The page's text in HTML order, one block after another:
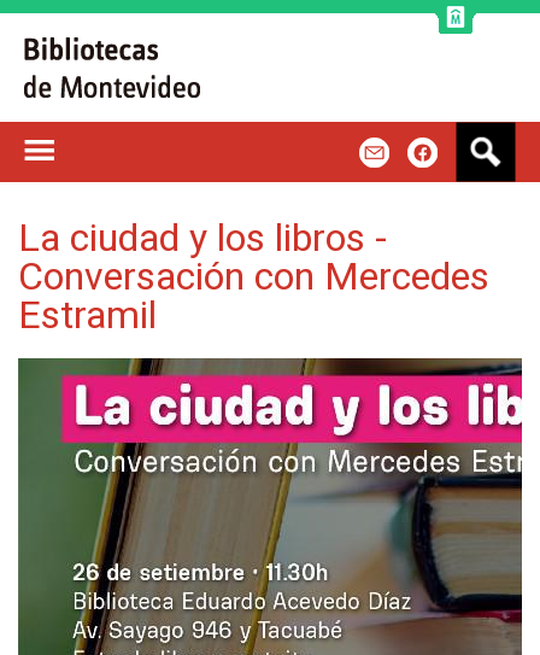
La ciudad y los libros -
Conversación con Mercedes
Estramil
s
r